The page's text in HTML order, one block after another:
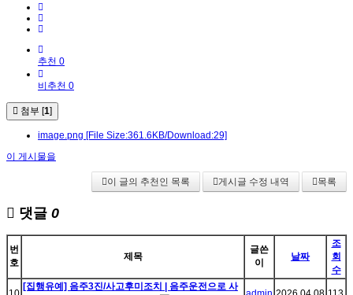
추천 0
비추천 0
첨부 [1]
image.png [File Size:361.6KB/Download:29]
이 게시물을
이 글의 추천인 목록 게시글 수정 내역 목록
댓글 0
번
호
제목
글쓴
이
날짜
조
회
수
[집행유예] 음주3진/사고후미조치 | 음주운전으로 사